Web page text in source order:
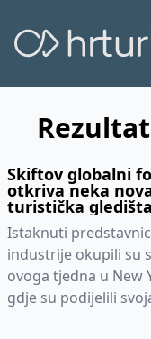
Skiftov globalni
otkriva neka
turistička gledišta
Istaknuti
industrije okupili su
ovoga tjedna u New
gdje su podijelili